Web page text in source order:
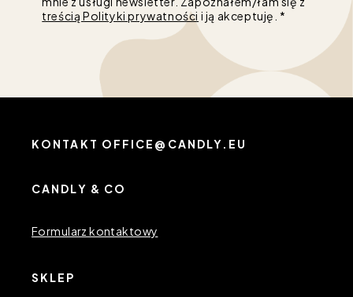
treścią Polityki prywatności i ją akceptuję. *
KONTAKT OFFICE@CANDLY.EU
CANDLY & CO
Formularz kontaktowy
SKLEP